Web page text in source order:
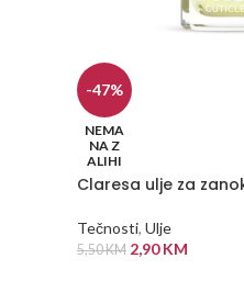
-47%
NEMA
NA Z
ALIHI
Claresa ulje za
Tečnosti, Ulje
5,50KM 2,90KM